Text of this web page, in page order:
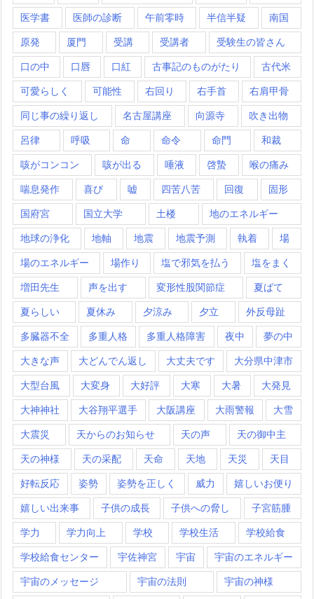
医学書 医師の診断 午前零時 半信半疑 南国
原発 厦門 受講 受講者 受験生の皆さん
口の中 口唇 口紅 古事記のものがたり 古代米
可愛らしく 可能性 右回り 右手首 右肩甲骨
同じ事の繰り返し 名古屋講座 向源寺 吹き出物
呂律 呼吸 命 命令 命門 和裁
咳がコンコン 咳が出る 唾液 啓蟄 喉の痛み
喘息発作 喜び 嘘 四苦八苦 回復 固形
国府宮 国立大学 土楼 地のエネルギー
地球の浄化 地軸 地震 地震予測 執着 場
場のエネルギー 場作り 塩で邪気を払う 塩をまく
増田先生 声を出す 変形性股関節症 夏ばて
夏らしい 夏休み 夕涼み 夕立 外反母趾
多臓器不全 多重人格 多重人格障害 夜中 夢の中
大きな声 大どんでん返し 大丈夫です 大分県中津市
大型台風 大変身 大好評 大寒 大暑 大発見
大神神社 大谷翔平選手 大阪講座 大雨警報 大雪
大震災 天からのお知らせ 天の声 天の御中主
天の神様 天の采配 天命 天地 天災 天目
好転反応 姿勢 姿勢を正しく 威力 嬉しいお便り
嬉しい出来事 子供の成長 子供への脅し 子宮筋腫
学力 学力向上 学校 学校生活 学校給食
学校給食センター 宇佐神宮 宇宙 宇宙のエネルギー
宇宙のメッセージ 宇宙の法則 宇宙の神様